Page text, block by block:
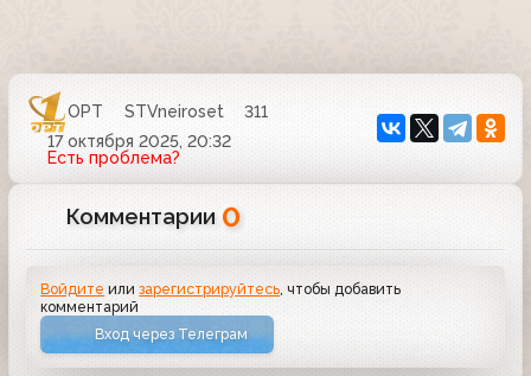
ОРТ STVneiroset
311
17 октября 2025, 20:32
Есть проблема?
Комментарии 0
Войдите илизарегистрируйтесь , чтобы добавить
комментарий
Вход через Телеграм